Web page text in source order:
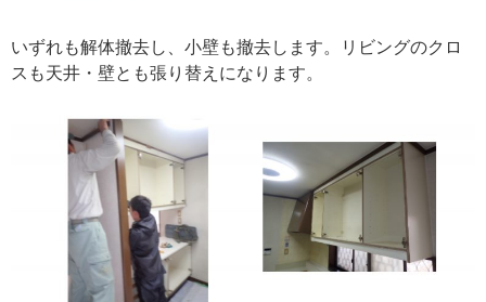
いずれも解体撤去し、小壁も撤去します。リビングのクロ
スも天井・壁とも張り替えになります。